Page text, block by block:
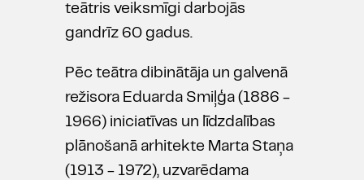
teātris veiksmīgi darbojās
gandrīz 60 gadus.
Pēc teātra dibinātāja un galvenā
režisora Eduarda Smiļģa (1886 -
1966) iniciatīvas un līdzdalības
plānošanā arhitekte Marta Staņa
(1913 - 1972), uzvarēdama